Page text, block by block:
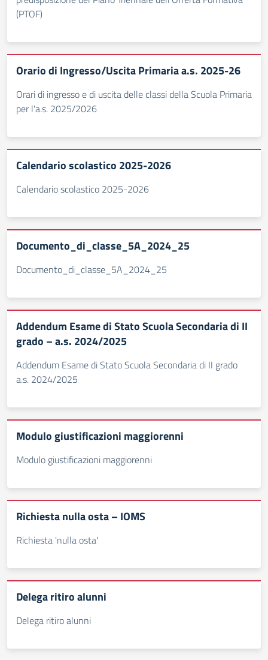
(PTOF)
Orario di Ingresso/Uscita Primaria a.s. 2025-26
Orari di ingresso e di uscita delle classi della Scuola Primaria
per l'a.s. 2025/2026
Calendario scolastico 2025-2026
Calendario scolastico 2025-2026
Documento_di_classe_5A_2024_25
Documento_di_classe_5A_2024_25
Addendum Esame di Stato Scuola Secondaria di II
grado – a.s. 2024/2025
Addendum Esame di Stato Scuola Secondaria di II grado
a.s. 2024/2025
Modulo giustificazioni maggiorenni
Modulo giustificazioni maggiorenni
Richiesta nulla osta – IOMS
Richiesta 'nulla osta'
Delega ritiro alunni
Delega ritiro alunni